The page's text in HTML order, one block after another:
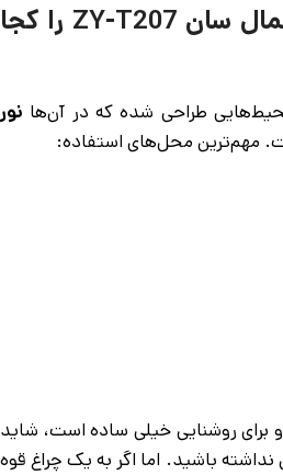
چراغ قوه پلیسی اسمال سان ZY-T207 را کجا
طراحی شده که در آن‌ها نور
مهم‌ترین محل‌های استفاده:
برای روشنایی خیلی ساده است، شاید
باشید. اما اگر به یک چراغ قوه